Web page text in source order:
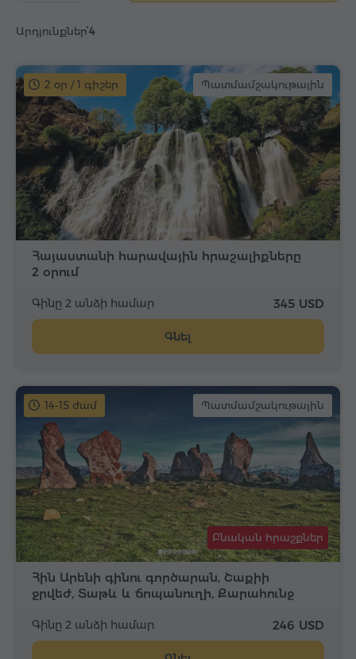
Արդյունքներ՝4
2 օր / 1 գիշեր Պատմամշակութային
Հայաստանի հարավային հրաշալիքները
2 օրում
Գինը 2 անձի համար 345 USD
Գնել
14-15 ժամ Պատմամշակութային
Հին Արենի գինու գործարան, Շաքիի
ջրվեժ, Տաթև և ճոպանուղի, Քարահունջ
Բնական հրաշքներ
Գինը 2 անձի համար 246 USD